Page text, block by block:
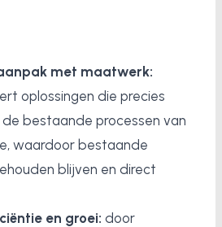
met maatwerk:
oplossingen die precies
bestaande processen van
waardoor bestaande
blijven en direct
en groei: door